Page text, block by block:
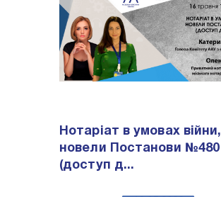
Нотаріат в умовах війни,
новели Постанови №480
(доступ д...